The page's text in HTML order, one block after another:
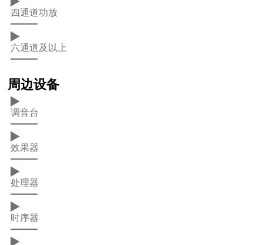
四通道功放
六通道及以上
周边设备
调音台
效果器
处理器
时序器